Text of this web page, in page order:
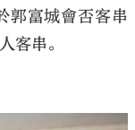
郭富城會否客串
客串。